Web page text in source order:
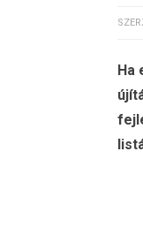
Ha